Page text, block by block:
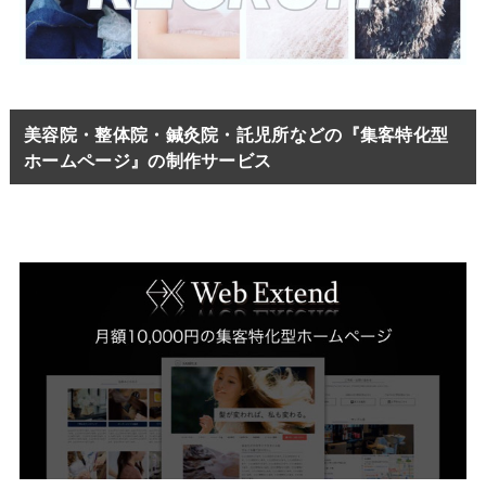
美容院・整体院・鍼灸院・託児所などの『集客特化型
ホームページ』の制作サービス